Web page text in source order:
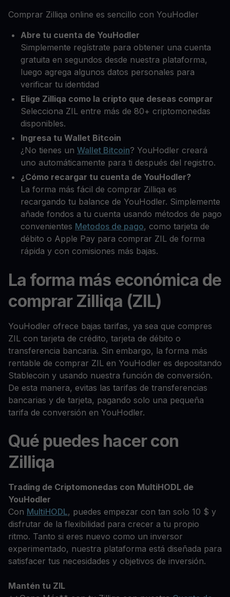
Comprar Zilliqa online es sencillo con YouHodler
Abre tu cuenta de YouHodler
Simplemente regístrate para obtener una cuenta
gratuita en segundos desde nuestra plataforma,
luego agrega algunos datos personales para
verificar tu identidad
Elige Zilliqa como la cripto que deseas comprar
Selecciona ZIL entre más de 80+ criptomonedas
disponibles.
Ingresa tu Wallet Bitcoin
¿No tienes un Wallet Bitcoin? YouHodler creará
uno automáticamente para ti después del registro.
¿Cómo recargar tu cuenta de YouHodler?
La forma más fácil de comprar Zilliqa es
recargando tu balance de YouHodler. Simplemente
añade fondos a tu cuenta usando métodos de pago
convenientes Metodos de pago, como tarjeta de
débito o Apple Pay para comprar ZIL de forma
rápida y con comisiones más bajas.
La forma más económica de
comprar Zilliqa (ZIL)
YouHodler ofrece bajas tarifas, ya sea que compres
ZIL con tarjeta de crédito, tarjeta de débito o
transferencia bancaria. Sin embargo, la forma más
rentable de comprar ZIL en YouHodler es depositando
Stablecoin y usando nuestra función de conversión.
De esta manera, evitas las tarifas de transferencias
bancarias y de tarjeta, pagando solo una pequeña
tarifa de conversión en YouHodler.
Qué puedes hacer con
Zilliqa
Trading de Criptomonedas con MultiHODL de
YouHodler
Con MultiHODL, puedes empezar con tan solo 10 $ y
disfrutar de la flexibilidad para crecer a tu propio
ritmo. Tanto si eres nuevo como un inversor
experimentado, nuestra plataforma está diseñada para
satisfacer tus necesidades y objetivos de inversión.
Mantén tu ZIL